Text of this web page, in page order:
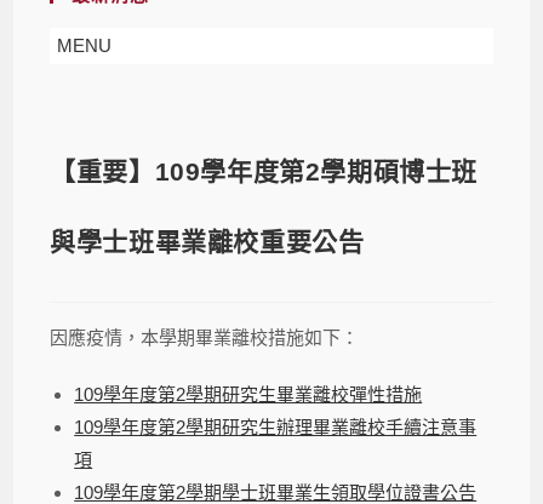
MENU
【重要】109學年度第2學期碩博士班
與學士班畢業離校重要公告
因應疫情，本學期畢業離校措施如下：
109學年度第2學期研究生畢業離校彈性措施
109學年度第2學期研究生辦理畢業離校手續注意事
項
109學年度第2學期學士班畢業生領取學位證書公告